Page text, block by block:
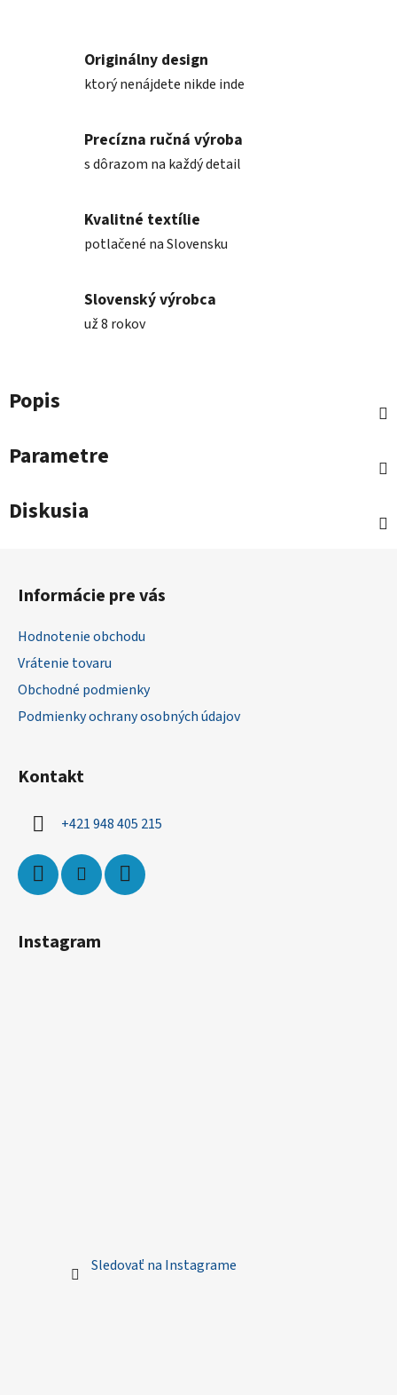
Originálny design
ktorý nenájdete nikde inde
Precízna ručná výroba
s dôrazom na každý detail
Kvalitné textílie
potlačené na Slovensku
Slovenský výrobca
už 8 rokov
Popis
Parametre
Diskusia
Informácie pre vás
Hodnotenie obchodu
Vrátenie tovaru
Obchodné podmienky
Podmienky ochrany osobných údajov
Kontakt
+421 948 405 215
Instagram
Sledovať na Instagrame